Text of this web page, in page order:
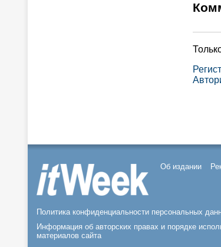
Об издании
Политика конфиденциальности персональных
Информация об авторских правах и порядке
материалов сайта